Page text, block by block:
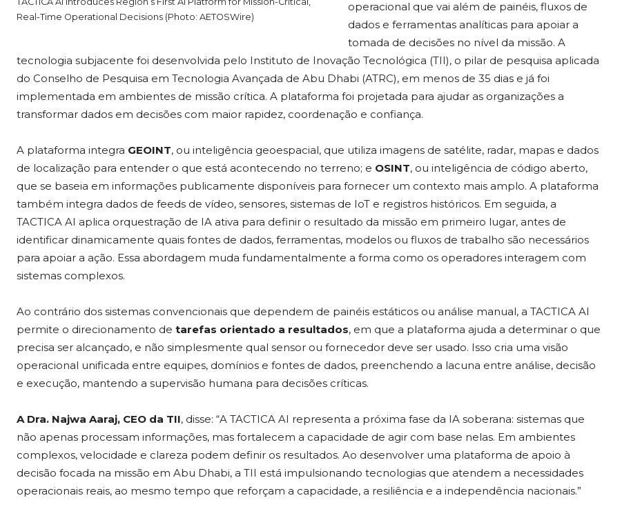
Real-Time Operational Decisions (Photo: AETOSWire)
operacional que vai além de painéis, fluxos de
dados e ferramentas analíticas para apoiar a
tomada de decisões no nível da missão. A
tecnologia subjacente foi desenvolvida pelo Instituto de Inovação Tecnológica (TII), o pilar de pesquisa aplicada
do Conselho de Pesquisa em Tecnologia Avançada de Abu Dhabi (ATRC), em menos de 35 dias e já foi
implementada em ambientes de missão crítica. A plataforma foi projetada para ajudar as organizações a
transformar dados em decisões com maior rapidez, coordenação e confiança.
A plataforma integra GEOINT, ou inteligência geoespacial, que utiliza imagens de satélite, radar, mapas e dados
de localização para entender o que está acontecendo no terreno; e OSINT, ou inteligência de código aberto,
que se baseia em informações publicamente disponíveis para fornecer um contexto mais amplo. A plataforma
também integra dados de feeds de vídeo, sensores, sistemas de IoT e registros históricos. Em seguida, a
TACTICA AI aplica orquestração de IA ativa para definir o resultado da missão em primeiro lugar, antes de
identificar dinamicamente quais fontes de dados, ferramentas, modelos ou fluxos de trabalho são necessários
para apoiar a ação. Essa abordagem muda fundamentalmente a forma como os operadores interagem com
sistemas complexos.
Ao contrário dos sistemas convencionais que dependem de painéis estáticos ou análise manual, a TACTICA AI
permite o direcionamento de tarefas orientado a resultados, em que a plataforma ajuda a determinar o que
precisa ser alcançado, e não simplesmente qual sensor ou fornecedor deve ser usado. Isso cria uma visão
operacional unificada entre equipes, domínios e fontes de dados, preenchendo a lacuna entre análise, decisão
e execução, mantendo a supervisão humana para decisões críticas.
A Dra. Najwa Aaraj, CEO da TII, disse: “A TACTICA AI representa a próxima fase da IA ​​soberana: sistemas que
não apenas processam informações, mas fortalecem a capacidade de agir com base nelas. Em ambientes
complexos, velocidade e clareza podem definir os resultados. Ao desenvolver uma plataforma de apoio à
decisão focada na missão em Abu Dhabi, a TII está impulsionando tecnologias que atendem a necessidades
operacionais reais, ao mesmo tempo que reforçam a capacidade, a resiliência e a independência nacionais.”